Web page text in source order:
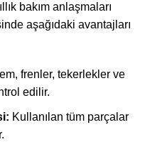
bakım anlaşmaları
aşağıdaki avantajları
frenler, tekerlekler ve
edilir.
Kullanılan tüm parçalar